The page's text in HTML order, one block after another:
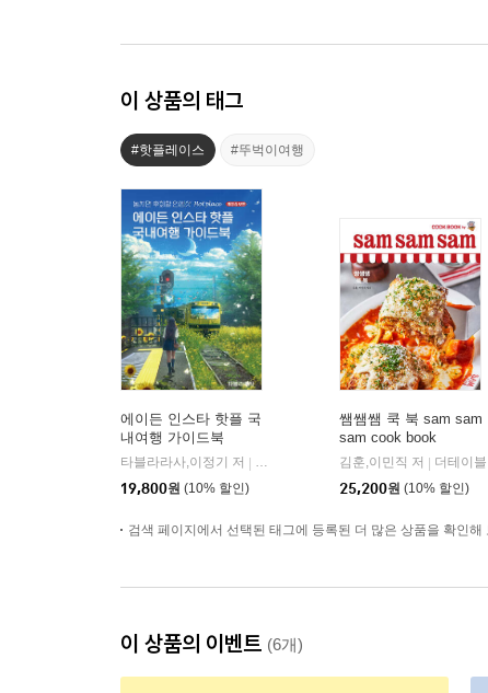
이 상품의 태그
#핫플레이스 #뚜벅이여행
에이든 인스타 핫플 국
내여행 가이드북
타블라라사,이정기 저
타블라라사
19,800원 (10% 할인)
쌤쌤쌤 쿡 북 sam sam
sam cook book
김훈,이민직 저
더테이블
25,200원 (10% 할인)
검색 페이지에서 선택된 태그에 등록된 더 많은 상품을 확인해
이 상품의 이벤트 (6개)